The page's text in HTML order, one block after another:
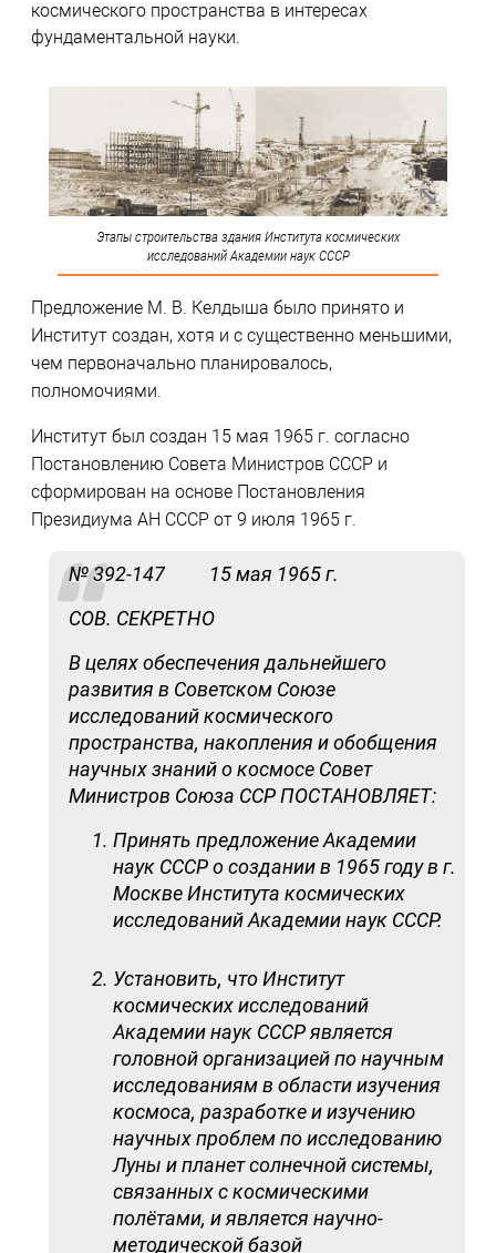
космического пространства в интересах
фундаментальной науки.
Этапы строительства здания Института космических
исследований Академии наук СССР
Предложение М. В. Келдыша было принято и
Институт создан, хотя и с существенно меньшими,
чем первоначально планировалось,
полномочиями.
Институт был создан 15 мая 1965 г. согласно
Постановлению Совета Министров СССР и
сформирован на основе Постановления
Президиума АН СССР от 9 июля 1965 г.
№ 392-147 15 мая 1965 г.
COB. СЕКРЕТНО
В целях обеспечения дальнейшего
развития в Советском Союзе
исследований космического
пространства, накопления и обобщения
научных знаний о космосе Совет
Министров Союза ССР ПОСТАНОВЛЯЕТ:
Принять предложение Академии
наук СССР о создании в 1965 году в г.
Москве Института космических
исследований Академии наук СССР.
Установить, что Институт
космических исследований
Академии наук СССР является
головной организацией по научным
исследованиям в области изучения
космоса, разработке и изучению
научных проблем по исследованию
Луны и планет солнечной системы,
связанных с космическими
полётами, и является научно-
методической базой